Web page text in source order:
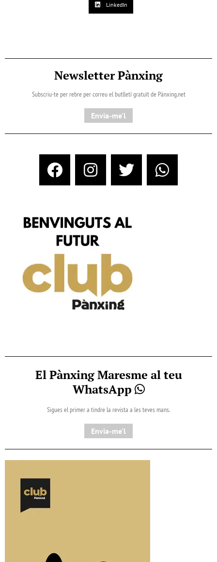
LinkedIn
Newsletter Pànxing
Subscriu-te per rebre per correu el butlletí gratuït de Pànxing.net​
Envia-me'l
El Pànxing Maresme al teu
WhatsApp
Sigues el primer a tindre la revista a les teves mans.
Envia-me'l